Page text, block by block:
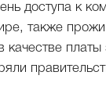
доступа к
также
качестве